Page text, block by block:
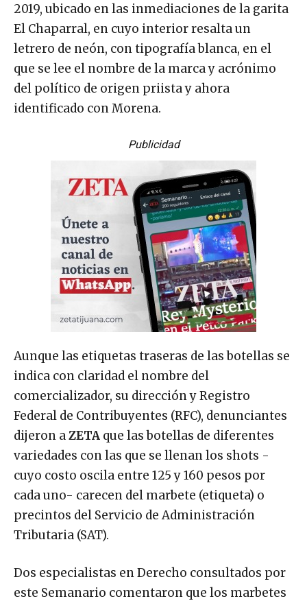
2019, ubicado en las inmediaciones de la garita
El Chaparral, en cuyo interior resalta un
letrero de neón, con tipografía blanca, en el
que se lee el nombre de la marca y acrónimo
del político de origen priista y ahora
identificado con Morena.
Publicidad
Aunque las etiquetas traseras de las botellas se
indica con claridad el nombre del
comercializador, su dirección y Registro
Federal de Contribuyentes (RFC), denunciantes
dijeron aZETA que las botellas de diferentes
variedades con las que se llenan los shots -
cuyo costo oscila entre 125 y 160 pesos por
cada uno- carecen del marbete (etiqueta) o
precintos del Servicio de Administración
Tributaria (SAT).
Dos especialistas en Derecho consultados por
este Semanario comentaron que los marbetes